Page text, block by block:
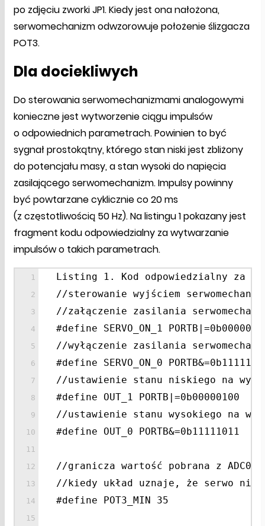
po zdjęciu zworki JP1. Kiedy jest ona nałożona,
serwomechanizm odwzorowuje położenie ślizgacza
POT3.
Dla dociekliwych
Do sterowania serwomechanizmami analogowymi
konieczne jest wytworzenie ciągu impulsów
o odpowiednich parametrach. Powinien to być
sygnał prostokątny, którego stan niski jest zbliżony
do potencjału masy, a stan wysoki do napięcia
zasilającego serwomechanizm. Impulsy powinny
być powtarzane cyklicznie co 20 ms
(z częstotliwością 50 Hz). Na listingu 1 pokazany jest
fragment kodu odpowiedzialny za wytwarzanie
impulsów o takich parametrach.
Listing 1. Kod odpowiedzialny za
//sterowanie wyjściem
//załączenie zasilania
#define SERVO_ON_1
//wyłączenie zasilania
#define SERVO_ON_0
//ustawienie stanu niskiego na
#define OUT_1 PORTB|=0b00000100
//ustawienie stanu wysokiego na
#define OUT_0 PORTB&=0b11111011
//granicza wartość pobrana z ADC0
//kiedy układ uznaje, że serwo nie
#define POT3_MIN 35